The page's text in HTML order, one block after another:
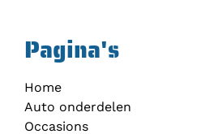
Pagina's
Home
Auto onderdelen
Occasions